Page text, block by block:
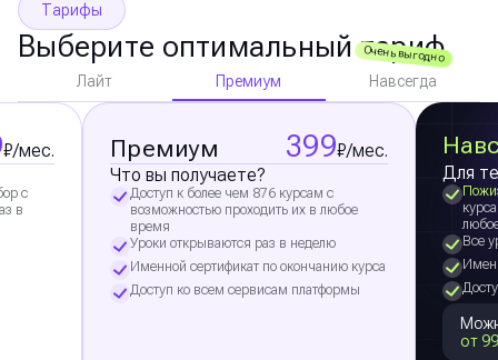
Тарифы
Выберите оптимальный тариф
Очень выгодно
Лайт Премиум Навсегда
₽/мес.
с
в
Премиум 399₽/мес.
Что вы получаете?
Доступ к более чем 876 курсам с
возможностью проходить их в любое
время
Уроки открываются раз в неделю
Именной сертификат по окончанию курса
Доступ ко всем сервисам платформы
Для
Все
от